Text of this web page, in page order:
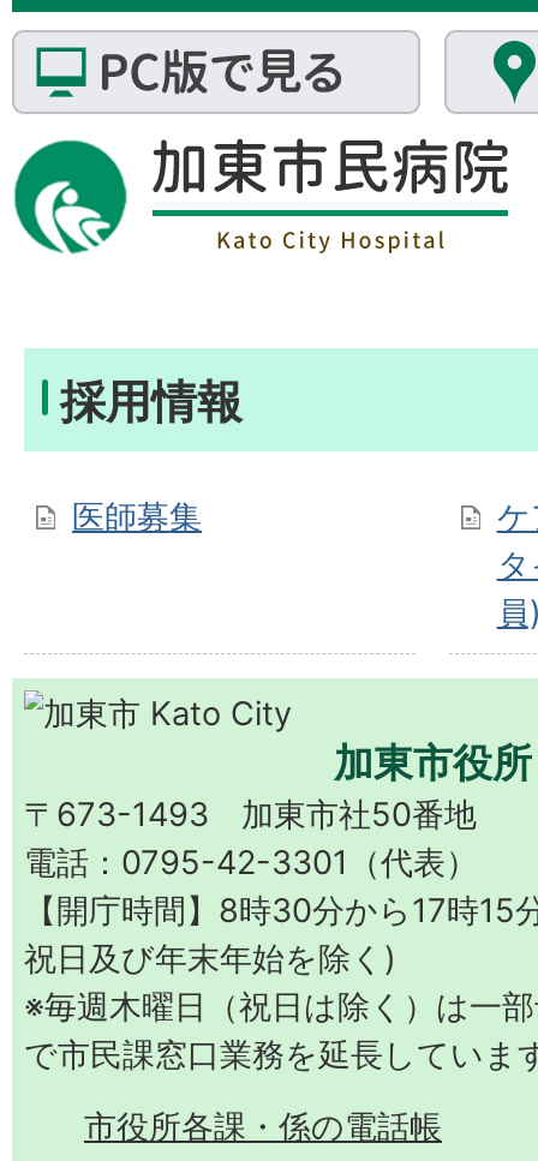
採用情報
医師募集
加東市役所
〒673-1493 加東市社50番地
電話：0795-42-3301（代表）
【開庁時間】8時30分から17時15
祝日及び年末年始を除く)
※毎週木曜日（祝日は除く）は一
で市民課窓口業務を延長していま
市役所各課・係の電話帳